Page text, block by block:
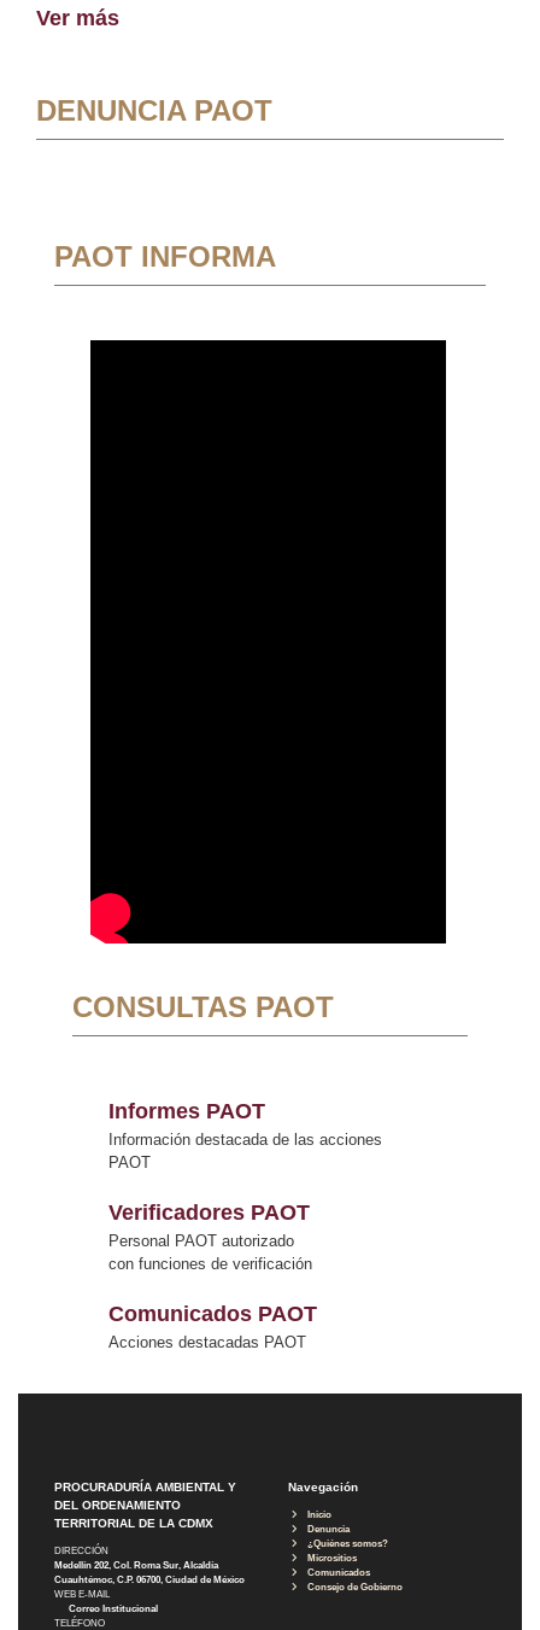
Ver más
DENUNCIA PAOT
PAOT INFORMA
CONSULTAS PAOT
Informes PAOT
Información destacada de las acciones
PAOT
Verificadores PAOT
Personal PAOT autorizado
con funciones de verificación
Comunicados PAOT
Acciones destacadas PAOT
PROCURADURÍA AMBIENTAL Y
DEL ORDENAMIENTO
TERRITORIAL DE LA CDMX
DIRECCIÓN
Medellín 202, Col. Roma Sur, Alcaldía
Cuauhtémoc, C.P. 06700, Ciudad de México
WEB E-MAIL
Correo Institucional
TELÉFONO
Navegación
Inicio
Denuncia
¿Quiénes somos?
Micrositios
Comunicados
Consejo de Gobierno